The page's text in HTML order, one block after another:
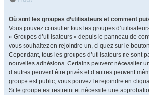
Où sont les groupes d’utilisateurs et comment
Vous pouvez consulter tous les groupes
« Groupes d’utilisateurs » depuis le panneau de
vous souhaitez en rejoindre un, cliquez sur le
Cependant, tous les groupes d’utilisateurs ne sont
nouvelles adhésions. Certains peuvent nécessiter
d’autres peuvent être privés et d’autres peuvent
groupe est public, vous pouvez le rejoindre en
Si le groupe est restreint et nécessite une